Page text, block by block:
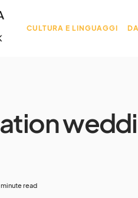
CULTURA E LINGUAGGI
read